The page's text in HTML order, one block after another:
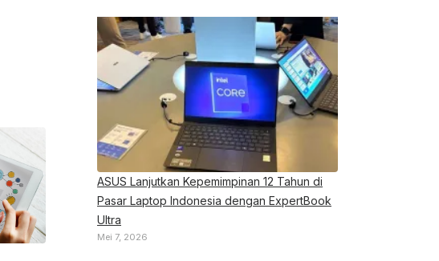
ASUS Lanjutkan Kepemimpinan 12 Tahun di
Pasar Laptop Indonesia dengan ExpertBook
Ultra
Mei 7, 2026